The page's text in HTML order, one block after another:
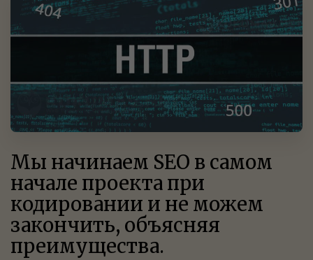
Мы начинаем SEO в самом
начале проекта при
кодировании и не можем
закончить, объясняя
преимущества.